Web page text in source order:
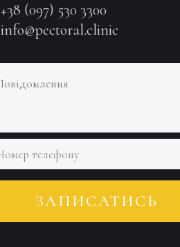
+38 (097) 530 3300
info@pectoral.clinic